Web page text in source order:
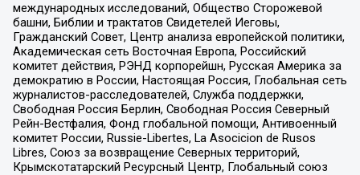
международных исследований, Общество Сторожевой
башни, Библии и трактатов Свидетелей Иеговы,
Гражданский Совет, Центр анализа европейской политики,
Академическая сеть Восточная Европа, Российский
комитет действия, РЭНД корпорейшн, Русская Америка за
демократию в России, Настоящая Россия, Глобальная сеть
журналистов-расследователей, Служба поддержки,
Свободная Россия Берлин, Свободная Россия Северный
Рейн-Вестфалия, Фонд глобальной помощи, Антивоенный
комитет России, Russie-Libertes, La Asocicion de Rusos
Libres, Союз за возвращение Северных территорий,
Крымскотатарский Ресурсный Центр, Глобальный союз